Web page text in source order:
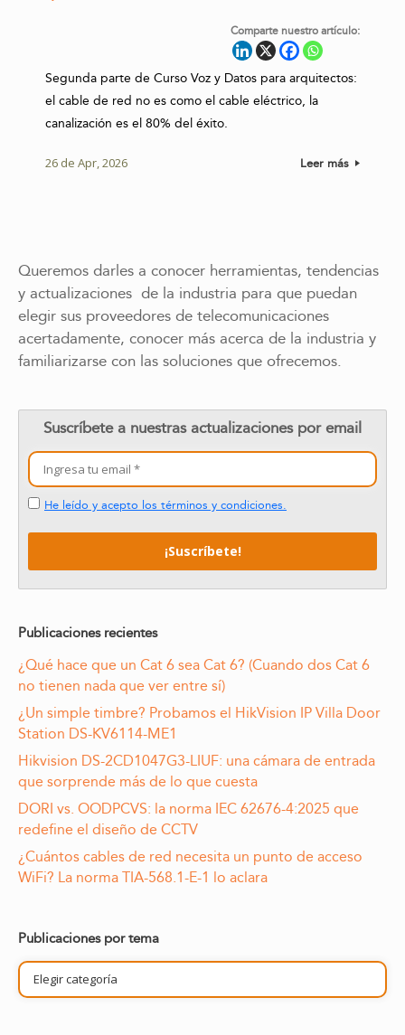
Comparte nuestro artículo:
Segunda parte de Curso Voz y Datos para arquitectos:
el cable de red no es como el cable eléctrico, la
canalización es el 80% del éxito.
26 de Apr, 2026 Leer más
Queremos darles a conocer herramientas, tendencias
y actualizaciones de la industria para que puedan
elegir sus proveedores de telecomunicaciones
acertadamente, conocer más acerca de la industria y
familiarizarse con las soluciones que ofrecemos.
Suscríbete a nuestras actualizaciones por email
He leído y acepto los términos y condiciones.
Publicaciones recientes
¿Qué hace que un Cat 6 sea Cat 6? (Cuando dos Cat 6
no tienen nada que ver entre sí)
¿Un simple timbre? Probamos el HikVision IP Villa Door
Station DS-KV6114-ME1
Hikvision DS-2CD1047G3-LIUF: una cámara de entrada
que sorprende más de lo que cuesta
DORI vs. OODPCVS: la norma IEC 62676-4:2025 que
redefine el diseño de CCTV
¿Cuántos cables de red necesita un punto de acceso
WiFi? La norma TIA-568.1-E-1 lo aclara
Publicaciones por tema
Publicaciones
por
tema